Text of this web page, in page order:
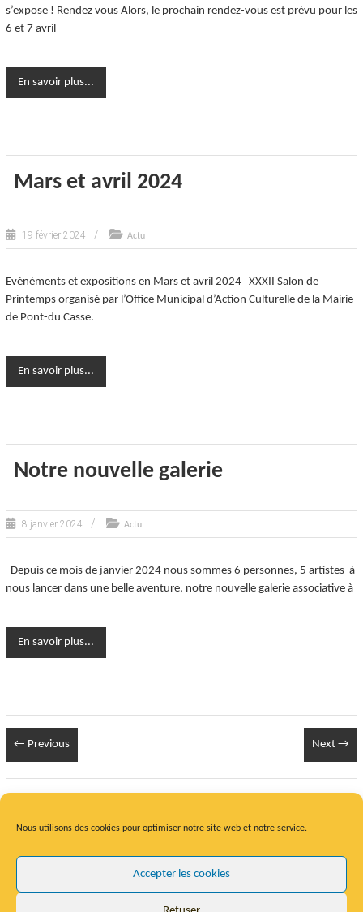
Nous utilisons des cookies pour optimiser notre site web et notre service.
Accepter les cookies
s’expose ! Rendez vous Alors, le prochain rendez-vous est prévu pour les
6 et 7 avril
En savoir plus...
Mars et avril 2024
19 février 2024 Actu
Evénéments et expositions en Mars et avril 2024 XXXII Salon de
Printemps organisé par l’Office Municipal d’Action Culturelle de la Mairie
de Pont-du Casse.
En savoir plus...
Notre nouvelle galerie
8 janvier 2024 Actu
Depuis ce mois de janvier 2024 nous sommes 6 personnes, 5 artistes à
nous lancer dans une belle aventure, notre nouvelle galerie associative à
En savoir plus...
← Previous Next →
Infos Légales
Mentions légales